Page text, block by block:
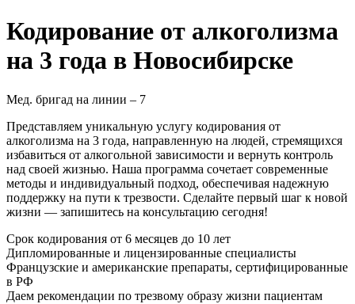
Кодирование от алкоголизма
на 3 года в Новосибирске
Мед. бригад на линии – 7
Представляем уникальную услугу кодирования от
алкоголизма на 3 года, направленную на людей, стремящихся
избавиться от алкогольной зависимости и вернуть контроль
над своей жизнью. Наша программа сочетает современные
методы и индивидуальный подход, обеспечивая надежную
поддержку на пути к трезвости. Сделайте первый шаг к новой
жизни — запишитесь на консультацию сегодня!
Срок кодирования от 6 месяцев до 10 лет
Дипломированные и лицензированные специалисты
Французские и американские препараты, сертифицированные
в РФ
Даем рекомендации по трезвому образу жизни пациентам